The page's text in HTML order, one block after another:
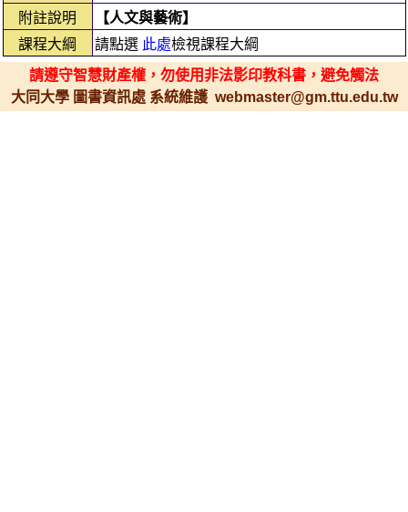
附註說明
【人文與藝術】
課程大綱
請點選 此處檢視課程大綱
請遵守智慧財產權，勿使用非法影印教科書，避免觸法
大同大學 圖書資訊處 系統維護 webmaster@gm.ttu.edu.tw